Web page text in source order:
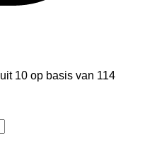
uit 10 op basis van 114